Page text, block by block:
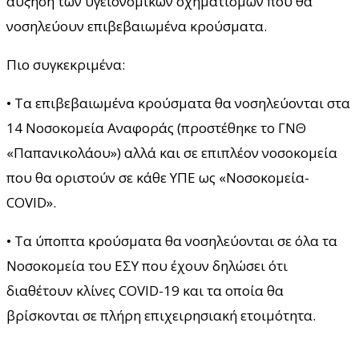
νοσηλεύουν επιβεβαιωμένα κρούσματα.
Πιο συγκεκριμένα:
• Τα επιβεβαιωμένα κρούσματα θα νοσηλεύονται στα
14 Νοσοκομεία Αναφοράς (προστέθηκε το ΓΝΘ
«Παπανικολάου») αλλά και σε επιπλέον νοσοκομεία
που θα οριστούν σε κάθε ΥΠΕ ως «Νοσοκομεία-
COVID».
• Τα ύποπτα κρούσματα θα νοσηλεύονται σε όλα τα
Νοσοκομεία του ΕΣΥ που έχουν δηλώσει ότι
διαθέτουν κλίνες COVID-19 και τα οποία θα
βρίσκονται σε πλήρη επιχειρησιακή ετοιμότητα.